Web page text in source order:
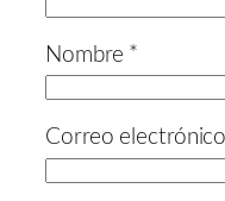
Nombre *
Correo electrónico